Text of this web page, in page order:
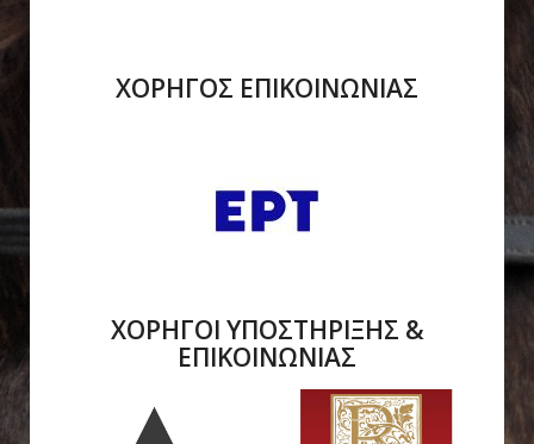
ΧΟΡΗΓΟΣ ΕΠΙΚΟΙΝΩΝΙΑΣ
ΧΟΡΗΓΟΙ ΥΠΟΣΤΗΡΙΞΗΣ &
ΕΠΙΚΟΙΝΩΝΙΑΣ